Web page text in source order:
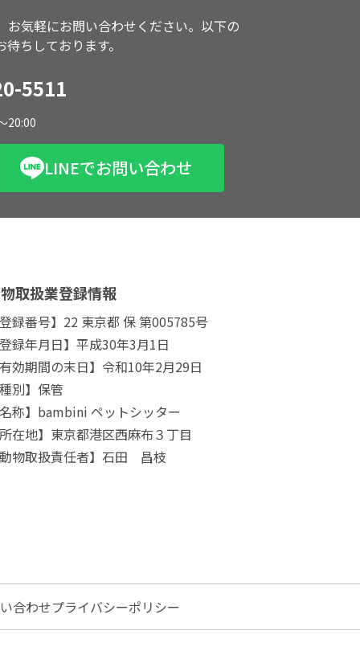
気軽にお問い合わせください。以下の
ちしております。
5511
20:00
LINEでお問い合わせ
取扱業登録情報
登録番号】22 東京都 保 第005785号
登録年月日】平成30年3月1日
有効期間の末日】令和10年2月29日
種別】保管
名称】bambini ペットシッター
所在地】東京都港区西麻布３丁目
動物取扱責任者】石田 昌枝
合わせプライバシーポリシー